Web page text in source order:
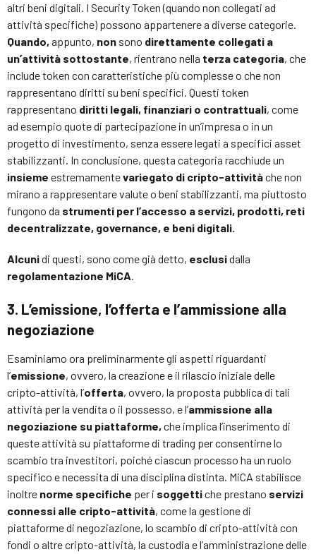
altri beni digitali. I Security Token (quando non collegati ad
attività specifiche) possono appartenere a diverse categorie.
Quando, appunto, non sono direttamente collegati a
un’attività sottostante, rientrano nella terza categoria, che
include token con caratteristiche più complesse o che non
rappresentano diritti su beni specifici. Questi token
rappresentano diritti legali, finanziari o contrattuali, come
ad esempio quote di partecipazione in un’impresa o in un
progetto di investimento, senza essere legati a specifici asset
stabilizzanti. In conclusione, questa categoria racchiude un
insieme estremamentevariegato di cripto-attivitàche non
mirano a rappresentare valute o beni stabilizzanti, ma piuttosto
fungono da strumenti per l’accesso a servizi, prodotti, reti
decentralizzate, governance, e beni digitali.
Alcunidi questi, sono come già detto, esclusidalla
regolamentazione MiCA.
3. L’emissione, l’offerta e l’ammissione alla
negoziazione
Esaminiamo ora preliminarmente gli aspetti riguardanti
l’emissione, ovvero, la creazione e il rilascio iniziale delle
cripto-attività, l’offerta, ovvero, la proposta pubblica di tali
attività per la vendita o il possesso, e l’ammissione alla
negoziazione su piattaforme, che implica l’inserimento di
queste attività su piattaforme di trading per consentirne lo
scambio tra investitori, poiché ciascun processo ha un ruolo
specifico e necessita di una disciplina distinta. MiCA stabilisce
inoltre norme specifiche per i soggettiche prestano servizi
connessi alle cripto-attività, come la gestione di
piattaforme di negoziazione, lo scambio di cripto-attività con
fondi o altre cripto-attività, la custodia e l’amministrazione delle